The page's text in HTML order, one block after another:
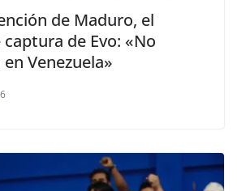
de Maduro, el
de Evo: «No
Venezuela»